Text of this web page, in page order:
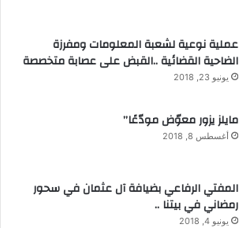
عملية نوعية لشعبة المعلومات ومفرزة
الضاحية القضائية ..القبض على عصابة متخصصة
يونيو 23, 2018
مايلز يزور معوّض مودّعًا”
أغسطس 8, 2018
المفتي الرفاعي بضيافة آل عثمان في سحور
رمضاني في بيتنا ..
يونيو 4, 2018